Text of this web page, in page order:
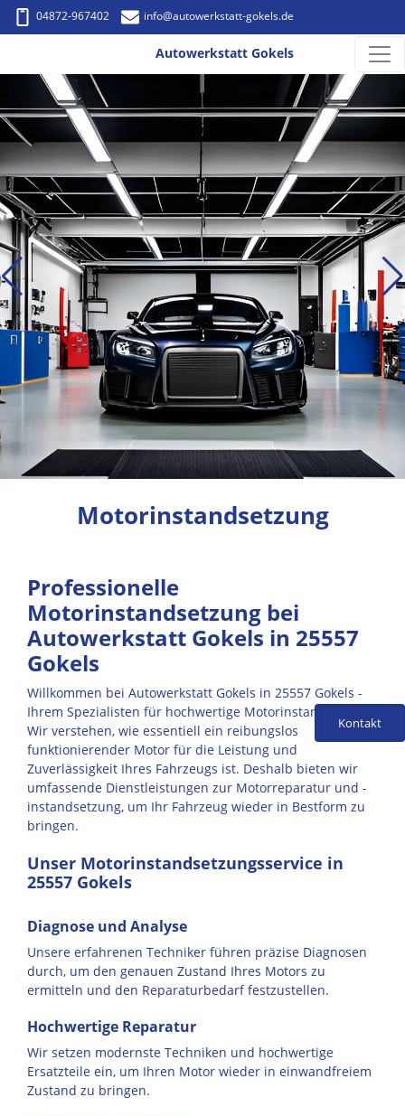
04872-967402 info@autowerkstatt-gokels.de
Autowerkstatt Gokels
Motorinstandsetzung
Professionelle
Motorinstandsetzung bei
Autowerkstatt Gokels in 25557
Gokels
Willkommen bei Autowerkstatt Gokels in 25557 Gokels -
Ihrem Spezialisten für hochwertige Motorinstandsetzung.
Wir verstehen, wie essentiell ein reibungslos
funktionierender Motor für die Leistung und
Zuverlässigkeit Ihres Fahrzeugs ist. Deshalb bieten wir
umfassende Dienstleistungen zur Motorreparatur und -
instandsetzung, um Ihr Fahrzeug wieder in Bestform zu
bringen.
Unser Motorinstandsetzungsservice in
25557 Gokels
Diagnose und Analyse
Unsere erfahrenen Techniker führen präzise Diagnosen
durch, um den genauen Zustand Ihres Motors zu
ermitteln und den Reparaturbedarf festzustellen.
Hochwertige Reparatur
Wir setzen modernste Techniken und hochwertige
Ersatzteile ein, um Ihren Motor wieder in einwandfreiem
Zustand zu bringen.
Kontakt